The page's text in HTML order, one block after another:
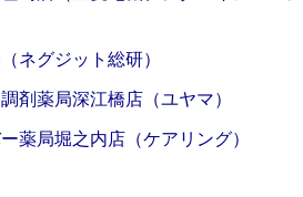
ネグジット総研）
剤薬局深江橋店（ユヤマ）
薬局堀之内店（ケアリング）